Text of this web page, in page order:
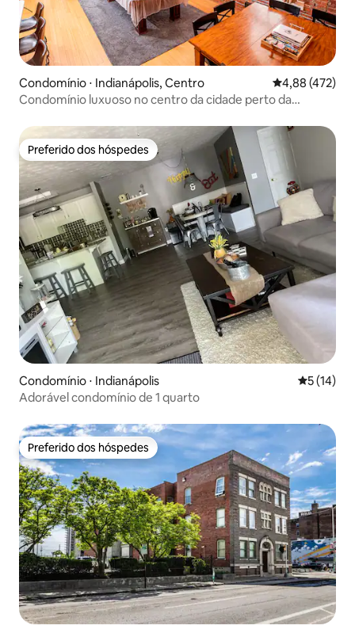
Condomínio ⋅ Indianápolis, Centro 4,88 de uma
4,88 (472)
Condomínio luxuoso no centro da cidade perto da
Preferido dos hóspedes
Preferido dos hóspedes
Condomínio ⋅ Indianápolis 5 de uma
5 (14)
Adorável condomínio de 1 quarto
Preferido dos hóspedes
Preferido dos hóspedes